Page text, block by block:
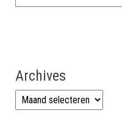
Archives
Archives